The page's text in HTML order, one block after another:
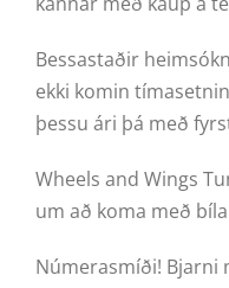
Bessastaðir
ekki komin
þessu ári þá með
Wheels and Wings
um að koma með
Númerasmíði!